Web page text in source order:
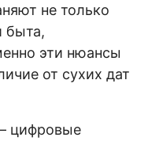
не только
быта,
эти нюансы
от сухих дат
цифровые